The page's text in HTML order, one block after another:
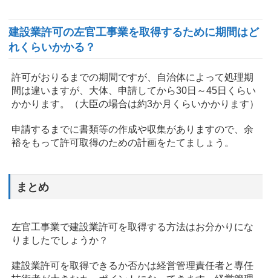
建設業許可の左官工事業を取得するために期間はど
れくらいかかる？
許可がおりるまでの期間ですが、自治体によって処理期
間は違いますが、大体、申請してから30日～45日くらい
かかります。（大臣の場合は約3か月くらいかかります）
申請するまでに書類等の作成や収集がありますので、余
裕をもって許可取得のための計画をたてましょう。
まとめ
左官工事業で建設業許可を取得する方法はお分かりにな
りましたでしょうか？
建設業許可を取得できるか否かは経営管理責任者と専任